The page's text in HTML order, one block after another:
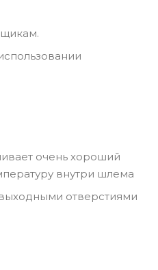
очень хороший
внутри шлема
отверстиями